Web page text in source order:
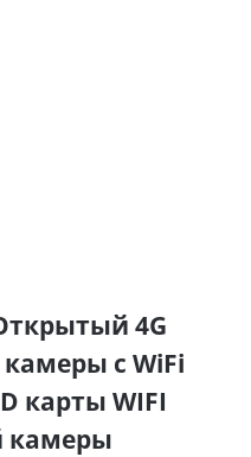
4G
с WiFi
карты WIFI
камеры